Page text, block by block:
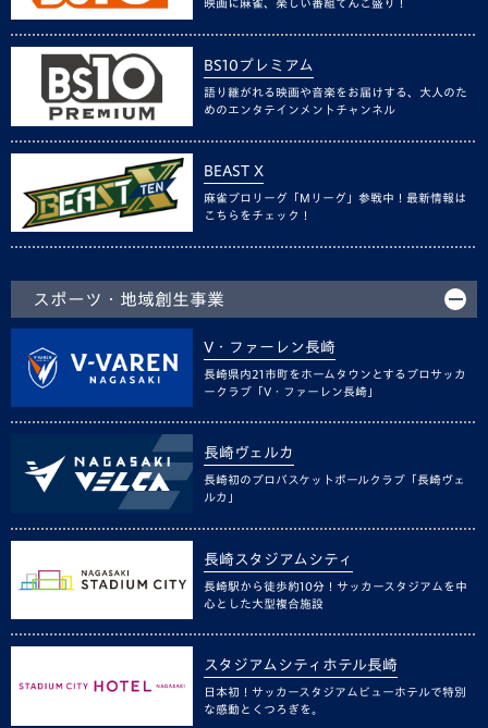
映画に麻雀、楽しい番組てんこ盛り！
BS10プレミアム
語り継がれる映画や音楽をお届けする、大人のた
めのエンタテインメントチャンネル
BEAST X
麻雀プロリーグ「Mリーグ」参戦中！最新情報は
こちらをチェック！
スポーツ・地域創生事業
V・ファーレン長崎
長崎県内21市町をホームタウンとするプロサッカ
ークラブ「V・ファーレン長崎」
長崎ヴェルカ
長崎初のプロバスケットボールクラブ「長崎ヴェ
ルカ」
長崎スタジアムシティ
長崎駅から徒歩約10分！サッカースタジアムを中
心とした大型複合施設
スタジアムシティホテル長崎
日本初！サッカースタジアムビューホテルで特別
な感動とくつろぎを。